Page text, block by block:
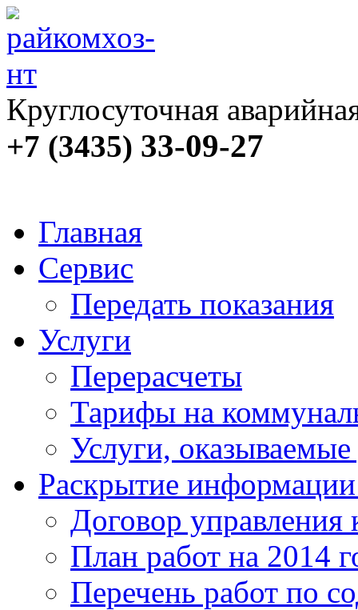
Круглосуточная
+7 (3435) 33-09-27
Главная
Сервис
Передать показания
Услуги
Перерасчеты
Тарифы на
Услуги,
Раскрытие
Договор управления
План работ на 2014
Перечень работ по